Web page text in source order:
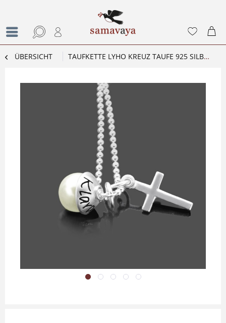
ÜBERSICHT TAUFKETTE LYHO KREUZ TAUFE 925 SILBER NAMENSKETTE TAUFGESCHENK